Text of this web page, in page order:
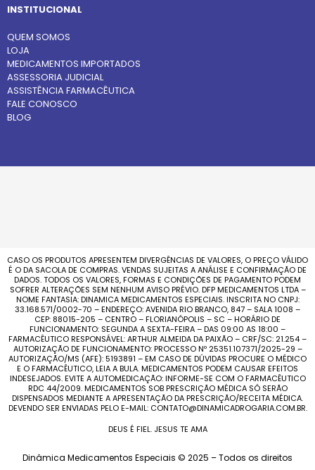
INSTITUCIONAL
QUEM SOMOS
LOJA
MEDICAMENTOS IMPORTADOS
ASSESSORIA JUDICIAL
ASSISTÊNCIA FARMACÊUTICA
FALE CONOSCO
BLOG
CASO OS PRODUTOS APRESENTEM DIVERGÊNCIAS DE VALORES, O PREÇO VÁLIDO
É O DA SACOLA DE COMPRAS. VENDAS SUJEITAS A ANÁLISE E CONFIRMAÇÃO DE
DADOS. TODOS OS VALORES, FORMAS E CONDIÇÕES DE PAGAMENTO PODEM
SOFRER ALTERAÇÕES SEM NENHUM AVISO PRÉVIO. DFP MEDICAMENTOS LTDA –
NOME FANTASIA: DINAMICA MEDICAMENTOS ESPECIAIS. INSCRITA NO CNPJ:
33.168.571/0002-70 – ENDEREÇO: AVENIDA RIO BRANCO, 847 – SALA 1008 –
CEP: 88015-205 – CENTRO – FLORIANÓPOLIS – SC – HORÁRIO DE
FUNCIONAMENTO: SEGUNDA A SEXTA-FEIRA – DAS 09:00 AS 18:00 –
FARMACÊUTICO RESPONSÁVEL: ARTHUR ALMEIDA DA PAIXÃO – CRF/SC: 21.254 –
AUTORIZAÇÃO DE FUNCIONAMENTO: PROCESSO Nº 25351.107371/2025-29 –
AUTORIZAÇÃO/MS (AFE): 5193891 – EM CASO DE DÚVIDAS PROCURE O MÉDICO
E O FARMACÊUTICO, LEIA A BULA. MEDICAMENTOS PODEM CAUSAR EFEITOS
INDESEJADOS. EVITE A AUTOMEDICAÇÃO: INFORME-SE COM O FARMACÊUTICO
RDC 44/2009. MEDICAMENTOS SOB PRESCRIÇÃO MÉDICA SÓ SERÃO
DISPENSADOS MEDIANTE A APRESENTAÇÃO DA PRESCRIÇÃO/RECEITA MÉDICA.
DEVENDO SER ENVIADAS PELO E-MAIL: CONTATO@DINAMICADROGARIA.COM.BR.
DEUS É FIEL. JESUS TE AMA
Dinâmica Medicamentos Especiais © 2025 – Todos os direitos